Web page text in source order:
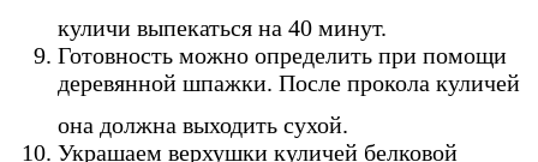
куличи выпекаться на 40 минут.
Готовность можно определить при помощи
деревянной шпажки. После прокола куличей
она должна выходить сухой.
Украшаем верхушки куличей белковой